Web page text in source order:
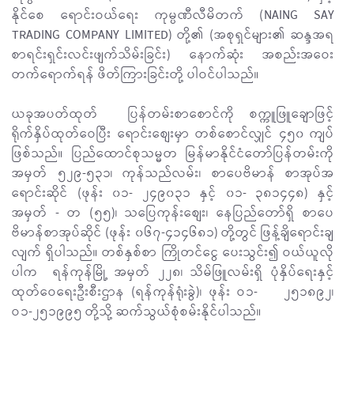
နိုင်စေ ရောင်းဝယ်ရေး ကုမ္ပဏီလီမိတက် (NAING SAY
TRADING COMPANY LIMITED) တို့၏ (အစုရှင်များ၏ ဆန္ဒအရ
စာရင်းရှင်းလင်းဖျက်သိမ်းခြင်း) နောက်ဆုံး အစည်းအဝေး
တက်ရောက်ရန် ဖိတ်ကြားခြင်းတို့ ပါဝင်ပါသည်။
ယခုအပတ်ထုတ် ပြန်တမ်းစာစောင်ကို စက္ကူဖြူချောဖြင့်
ရိုက်နှိပ်ထုတ်ဝေပြီး ရောင်းစျေးမှာ တစ်စောင်လျှင် ၄၅၀ ကျပ်
ဖြစ်သည်။ ပြည်ထောင်စုသမ္မတ မြန်မာနိုင်ငံတော်ပြန်တမ်းကို
အမှတ် ၅၂၉-၅၃၁၊ ကုန်သည်လမ်း၊ စာပေဗိမာန် စာအုပ်အ
ရောင်းဆိုင် (ဖုန်း ၀၁- ၂၄၉၀၃၁ နှင့် ၀၁- ၃၈၁၄၄၈) နှင့်
အမှတ် - တ (၅၅)၊ သပြေကုန်းစျေး၊ နေပြည်တော်ရှိ စာပေ
ဗိမာန်စာအုပ်ဆိုင် (ဖုန်း ၀၆၇-၄၁၄၆၈၁) တို့တွင် ဖြန့်ချိရောင်းချ
လျက် ရှိပါသည်။ တစ်နှစ်စာ ကြိုတင်ငွေ ပေးသွင်း၍ ဝယ်ယူလို
ပါက ရန်ကုန်မြို့ အမှတ် ၂၂၈၊ သိမ်ဖြူလမ်းရှိ ပုံနှိပ်ရေးနှင့်
ထုတ်ဝေရေးဦးစီးဌာန (ရန်ကုန်ရုံးခွဲ)၊ ဖုန်း ဝ၁- ၂၅၁၈၉၂၊
ဝ၁-၂၅၁၉၉၅ တို့သို့ ဆက်သွယ်စုံစမ်းနိုင်ပါသည်။